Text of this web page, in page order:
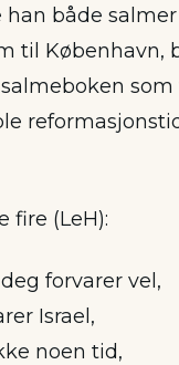
både
til København,
som
fire (LeH):
forvarer vel,
Israel,
noen tid,